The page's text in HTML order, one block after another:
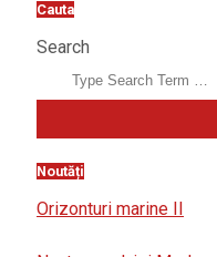
Cauta
Search
Noutăți
Orizonturi marine II